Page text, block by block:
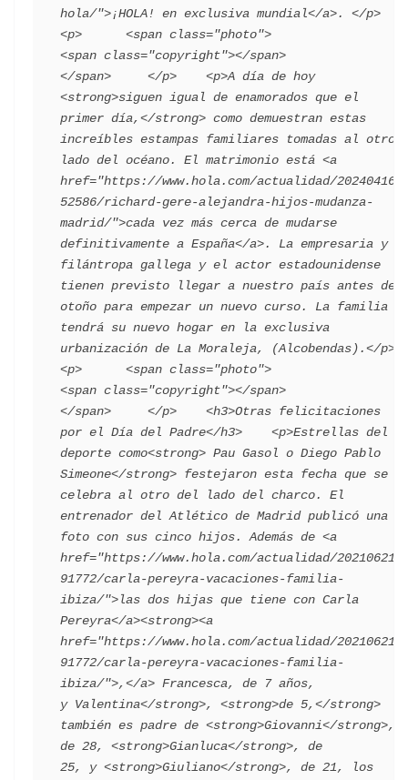
hola/">¡HOLA! en exclusiva mundial</a>. </p>
<p>      <span class="photo">
<span class="copyright"></span>
</span>     </p>    <p>A día de hoy
<strong>siguen igual de enamorados que el
primer día,</strong> como demuestran estas
increíbles estampas familiares tomadas al otro
lado del océano. El matrimonio está <a
href="https://www.hola.com/actualidad/202404162
52586/richard-gere-alejandra-hijos-mudanza-
madrid/">cada vez más cerca de mudarse
definitivamente a España</a>. La empresaria y
filántropa gallega y el actor estadounidense
tienen previsto llegar a nuestro país antes de
otoño para empezar un nuevo curso. La familia
tendrá su nuevo hogar en la exclusiva
urbanización de La Moraleja, (Alcobendas).</p>
<p>      <span class="photo">
<span class="copyright"></span>
</span>     </p>    <h3>Otras felicitaciones
por el Día del Padre</h3>    <p>Estrellas del
deporte como<strong> Pau Gasol o Diego Pablo
Simeone</strong> festejaron esta fecha que se
celebra al otro del lado del charco. El
entrenador del Atlético de Madrid publicó una
foto con sus cinco hijos. Además de <a
href="https://www.hola.com/actualidad/202106211
91772/carla-pereyra-vacaciones-familia-
ibiza/">las dos hijas que tiene con Carla
Pereyra</a><strong><a
href="https://www.hola.com/actualidad/202106211
91772/carla-pereyra-vacaciones-familia-
ibiza/">,</a> Francesca, de 7 años,
y Valentina</strong>, <strong>de 5,</strong>
también es padre de <strong>Giovanni</strong>,
de 28, <strong>Gianluca</strong>, de
25, y <strong>Giuliano</strong>, de 21, los